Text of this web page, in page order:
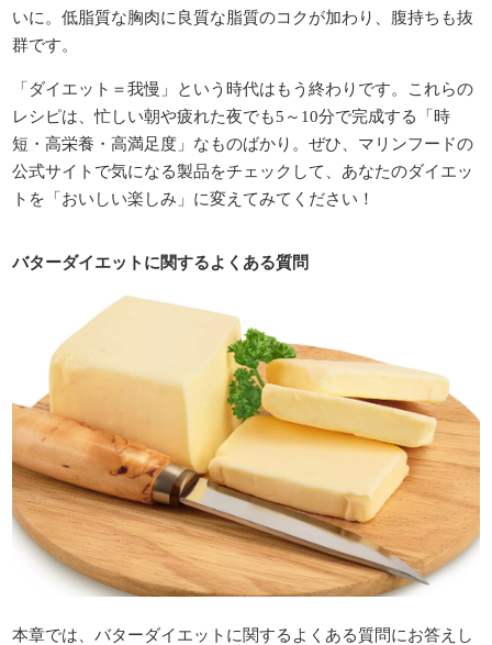
いに。低脂質な胸肉に良質な脂質のコクが加わり、腹持ちも抜
群です。
「ダイエット＝我慢」という時代はもう終わりです。これらの
レシピは、忙しい朝や疲れた夜でも5～10分で完成する「時
短・高栄養・高満足度」なものばかり。ぜひ、マリンフードの
公式サイトで気になる製品をチェックして、あなたのダイエッ
トを「おいしい楽しみ」に変えてみてください！
バターダイエットに関するよくある質問
本章では、バターダイエットに関するよくある質問にお答えし